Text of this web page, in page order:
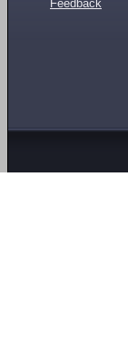
Feedback